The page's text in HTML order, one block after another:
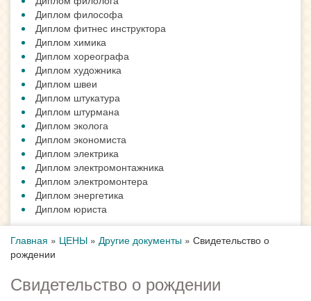
Диплом философа
Диплом фитнес инструктора
Диплом химика
Диплом хореографа
Диплом художника
Диплом швеи
Диплом штукатура
Диплом штурмана
Диплом эколога
Диплом экономиста
Диплом электрика
Диплом электромонтажника
Диплом электромонтера
Диплом энергетика
Диплом юриста
Главная » ЦЕНЫ » Другие документы » Свидетельство о
рождении
Свидетельство о рождении